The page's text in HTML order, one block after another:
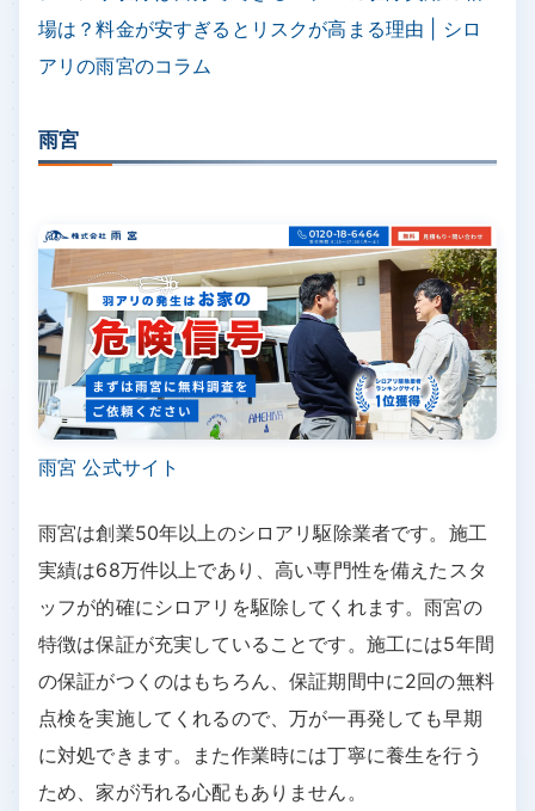
場は？料金が安すぎるとリスクが高まる理由 | シロ
アリの雨宮のコラム
雨宮
雨宮 公式サイト
雨宮は創業50年以上のシロアリ駆除業者です。施工
実績は68万件以上であり、高い専門性を備えたスタ
ッフが的確にシロアリを駆除してくれます。雨宮の
特徴は保証が充実していることです。施工には5年間
の保証がつくのはもちろん、保証期間中に2回の無料
点検を実施してくれるので、万が一再発しても早期
に対処できます。また作業時には丁寧に養生を行う
ため、家が汚れる心配もありません。